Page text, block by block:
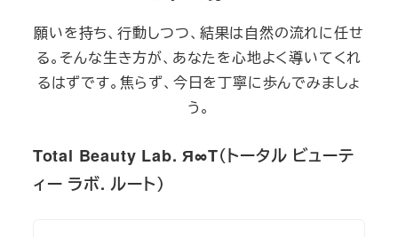
願いを持ち、行動しつつ、結果は自然の流れに任せ
る。そんな生き方が、あなたを心地よく導いてくれ
るはずです。焦らず、今日を丁寧に歩んでみましょ
う。
Total Beauty Lab. Я∞T（トータル ビューテ
ィー ラボ. ルート）